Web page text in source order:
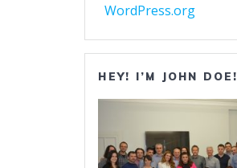
WordPress.org
HEY! I’M JOHN DOE!